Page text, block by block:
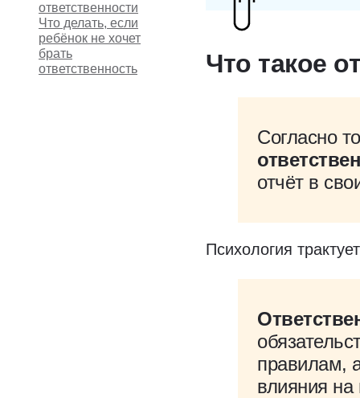
ответственности
Что делать, если
ребёнок не хочет
брать
ответственность
Что такое
Согласно
отчёт в
Психология
правилам,
влияния